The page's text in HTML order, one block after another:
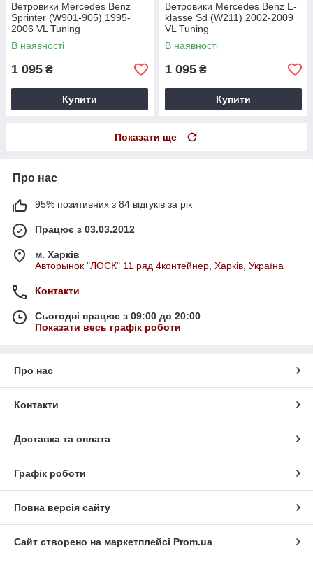
Ветровики Mercedes Benz
Sprinter (W901-905) 1995-
2006 VL Tuning
В наявності
1 095 ₴
Купити
Ветровики Mercedes Benz E-
klasse Sd (W211) 2002-2009
VL Tuning
В наявності
1 095 ₴
Купити
Показати ще
Про нас
95% позитивних з 84 відгуків за рік
Працює з 03.03.2012
м. Харків
Авторынок "ЛОСК" 11 ряд 4контейнер, Харків, Україна
Контакти
Сьогодні працює з 09:00 до 20:00
Показати весь графік роботи
Про нас
Контакти
Доставка та оплата
Графік роботи
Повна версія сайту
Сайт створено на маркетплейсі Prom.ua